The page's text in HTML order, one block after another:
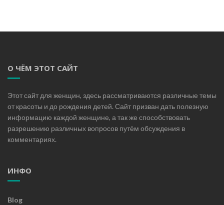
О ЧЁМ ЭТОТ САЙТ
Этот сайт для женщин, здесь рассматриваются различные темы
от красоты и до рождения детей. Сайт призван дать полезную
информацию каждой женщине, а так же способствовать
разрешению различных вопросов путём обсуждения в
комментариях.
ИНФО
Blog